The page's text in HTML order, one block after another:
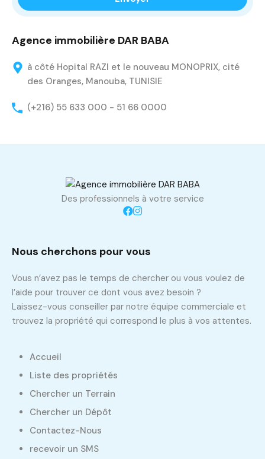
Agence immobilière DAR BABA
à côté Hopital RAZI et le nouveau MONOPRIX, cité
des Oranges, Manouba, TUNISIE
(+216) 55 633 000 - 51 66 0000
Des professionnels à votre service
Nous cherchons pour vous
Vous n’avez pas le temps de chercher ou vous voulez de
l’aide pour trouver ce dont vous avez besoin ?
Laissez-vous conseiller par notre équipe commerciale et
trouvez la propriété qui correspond le plus à vos attentes.
Accueil
Liste des propriétés
Chercher un Terrain
Chercher un Dépôt
Contactez-Nous
recevoir un SMS